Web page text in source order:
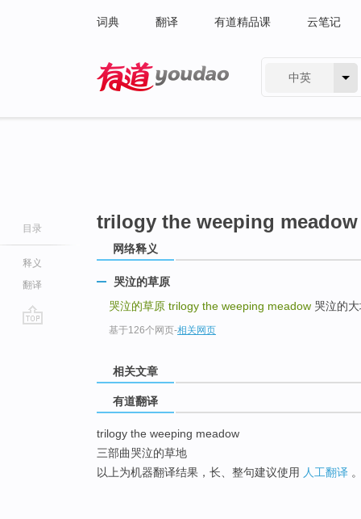
词典 翻译 有道精品课 云笔记
中英
目录
释义
翻译
trilogy the weeping meadow
网络释义
哭泣的草原
哭泣的草原 trilogy the weeping meadow 哭泣的
基于126个网页-相关网页
相关文章
有道翻译
trilogy the weeping meadow
三部曲哭泣的草地
以上为机器翻译结果，长、整句建议使用 人工翻译